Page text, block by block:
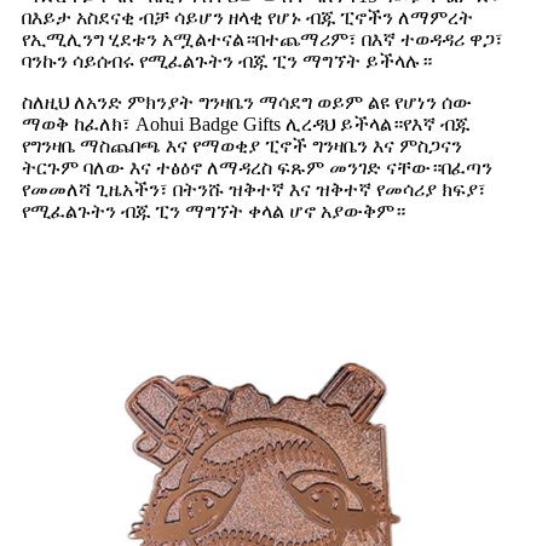
በእይታ አስደናቂ ብቻ ሳይሆን ዘላቂ የሆኑ ብጁ ፒኖችን ለማምረት
የኢሚሊንግ ሂደቱን አሟልተናል።በተጨማሪም፣ በእኛ ተወዳዳሪ ዋጋ፣
ባንኩን ሳይሰብሩ የሚፈልጉትን ብጁ ፒን ማግኘት ይችላሉ።
ስለዚህ ለአንድ ምክንያት ግንዛቤን ማሳደግ ወይም ልዩ የሆነን ሰው
ማወቅ ከፈለክ፣ Aohui Badge Gifts ሊረዳህ ይችላል።የእኛ ብጁ
የግንዛቤ ማስጨበጫ እና የማወቂያ ፒኖች ግንዛቤን እና ምስጋናን
ትርጉም ባለው እና ተፅዕኖ ለማዳረስ ፍጹም መንገድ ናቸው።በፈጣን
የመመለሻ ጊዜአችን፣ በትንሹ ዝቅተኛ እና ዝቅተኛ የመሳሪያ ክፍያ፣
የሚፈልጉትን ብጁ ፒን ማግኘት ቀላል ሆኖ አያውቅም።